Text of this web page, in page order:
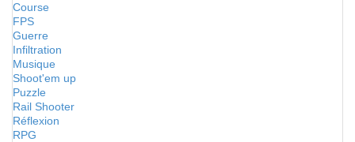
Course
FPS
Guerre
Infiltration
Musique
Shoot'em up
Puzzle
Rail Shooter
Réflexion
RPG